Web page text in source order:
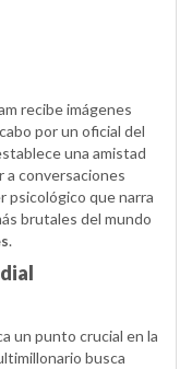
recibe imágenes
por un oficial del
una amistad
a conversaciones
psicológico que narra
brutales del mundo
.
un punto crucial en la
busca